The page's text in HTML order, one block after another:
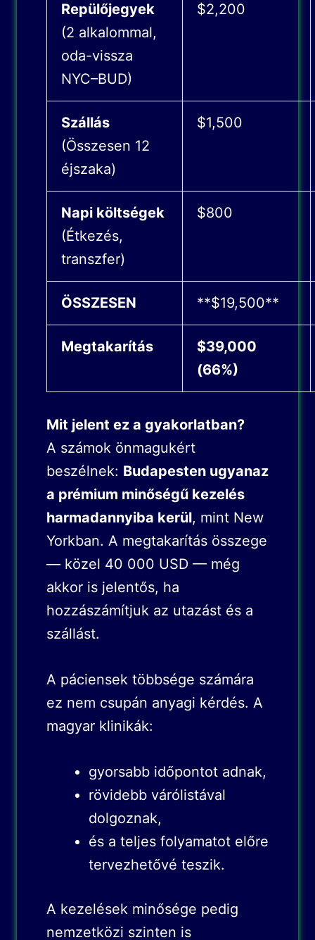
Repülőjegyek
(2 alkalommal,
oda-vissza
NYC–BUD)
$2,200
Szállás
(Összesen 12
éjszaka)
$1,500
Napi költségek
(Étkezés,
transzfer)
$800
ÖSSZESEN **$19,500**
Megtakarítás
$39,000
(66%)
Mit jelent ez a gyakorlatban?
A számok önmagukért
beszélnek: Budapesten ugyanaz
a prémium minőségű kezelés
harmadannyiba kerül, mint New
Yorkban. A megtakarítás összege
— közel 40 000 USD — még
akkor is jelentős, ha
hozzászámítjuk az utazást és a
szállást.
A páciensek többsége számára
ez nem csupán anyagi kérdés. A
magyar klinikák:
gyorsabb időpontot adnak,
rövidebb várólistával
dolgoznak,
és a teljes folyamatot előre
tervezhetővé teszik.
A kezelések minősége pedig
nemzetközi szinten is